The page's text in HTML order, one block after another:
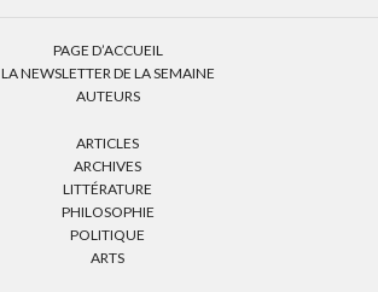
PAGE D’ACCUEIL
LA NEWSLETTER DE LA SEMAINE
AUTEURS
ARTICLES
ARCHIVES
LITTÉRATURE
PHILOSOPHIE
POLITIQUE
ARTS